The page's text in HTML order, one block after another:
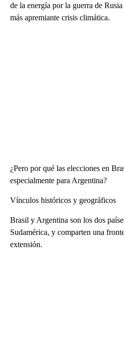
de la energía por la guerra de
más apremiante crisis climática.
¿Pero por qué las elecciones en
especialmente para Argentina?
Vínculos históricos y geográficos
Brasil y Argentina son los dos
Sudamérica, y comparten una
extensión.